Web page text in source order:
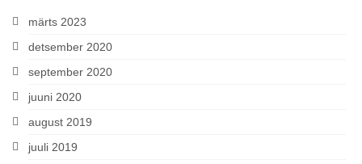
märts 2023
detsember 2020
september 2020
juuni 2020
august 2019
juuli 2019